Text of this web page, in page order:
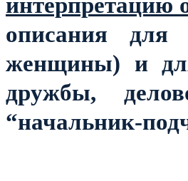
описания
женщины) и
дружбы,
“начальник-